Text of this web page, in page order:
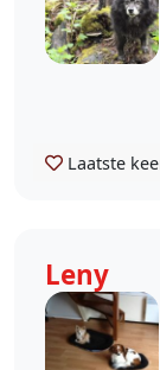
Laatste
Leny